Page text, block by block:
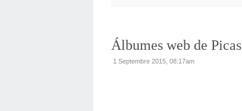
Álbumes web de Picas
1 Septembre 2015, 08:17am